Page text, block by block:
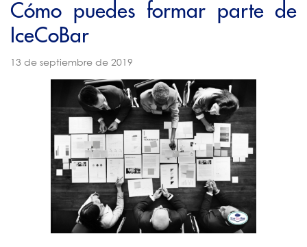
2022
2021
2020
2019
Diciembre
Noviembre
Octubre
Septiembre
Agosto
Cómo puedes formar parte de
IceCoBar
13 de septiembre de 2019